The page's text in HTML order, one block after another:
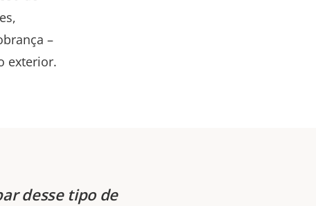
–
exterior.
desse tipo de